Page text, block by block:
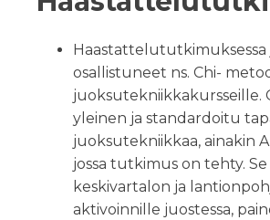
Haastattelututkimuksessa
osallistuneet ns. Chi-
juoksutekniikkakursseille.
yleinen ja standardoitu
juoksutekniikkaa, ainakin
jossa tutkimus on tehty.
keskivartalon ja
aktivoinnille juostessa,